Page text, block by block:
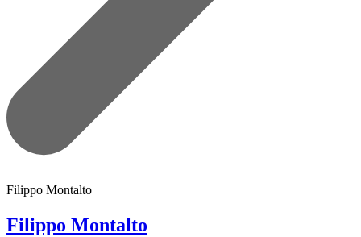
Filippo Montalto
Filippo Montalto